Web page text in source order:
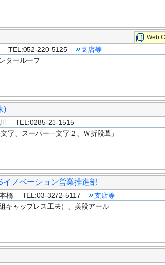
Web
TEL:052-220-5125
支店等
タールーフ
)
TEL:0285-23-1515
字、スーパー一文字２、Ｗ折段葺」
イノベーション営業推進部
本橋 TEL:03-3272-5117
支店等
キャップレス工法）、美段アール